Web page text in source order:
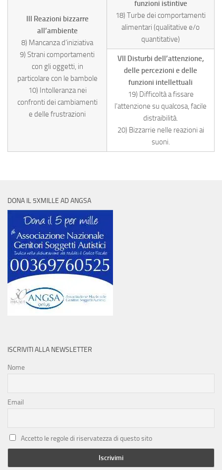
III Reazioni bizzarre
all’ambiente
8) Mancanza d’iniziativa
9) Strani comportamenti
con gli oggetti, in
particolare con le bambole
10) Intolleranza nei
confronti dei cambiamenti
e delle frustrazioni
funzioni istintive
18) Turbe dei comportamenti
alimentari (qualitative e/o
quantitative)
VII Disturbi dell’attenzione,
delle percezioni e delle
funzioni intellettuali
19) Difficoltà a fissare
l’attenzione su qualcosa, facile
distraibilità.
20) Bizzarrie nelle reazioni ai
suoni.
DONA IL 5XMILLE AD ANGSA
ISCRIVITI ALLA NEWSLETTER
Nome
Email
Accetto le regole di riservatezza di questo sito